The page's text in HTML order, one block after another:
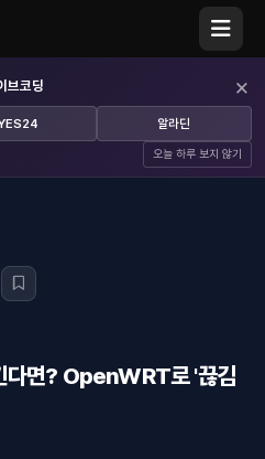
브코딩
알라딘
오늘 하루 보지 않기
×
다면? OpenWRT로 '끊김